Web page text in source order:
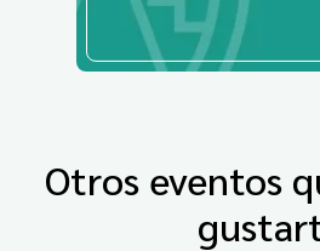
Otros eventos